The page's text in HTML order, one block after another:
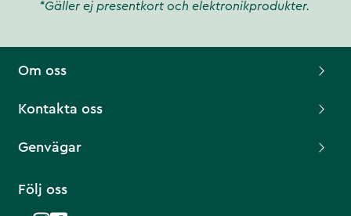
*Gäller ej presentkort och elektronikprodukter.
Om oss
Kontakta oss
Genvägar
Följ oss